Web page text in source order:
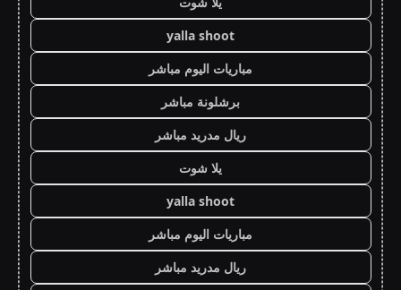
yalla shoot
مباريات اليوم مباشر
برشلونة مباشر
ريال مدريد مباشر
يلا شوت
yalla shoot
مباريات اليوم مباشر
ريال مدريد مباشر